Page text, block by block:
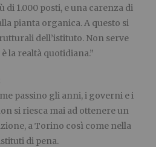
1.000 posti, e una carenza di
pianta organica. A questo si
dell’istituto. Non serve
la realtà quotidiana.”
passino gli anni, i governi e i
si riesca mai ad ottenere un
a Torino così come nella
di pena.